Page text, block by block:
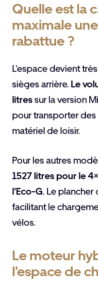
Quelle est la
maximale
rabattue ?
L’espace devient
sièges arrière. Le
litressur la version
pour transporter
matériel de loisir.
Pour les autres
1527 litres pour le
l’Eco-G. Le plancher
facilitant le
vélos.
Le moteur
l’espace de